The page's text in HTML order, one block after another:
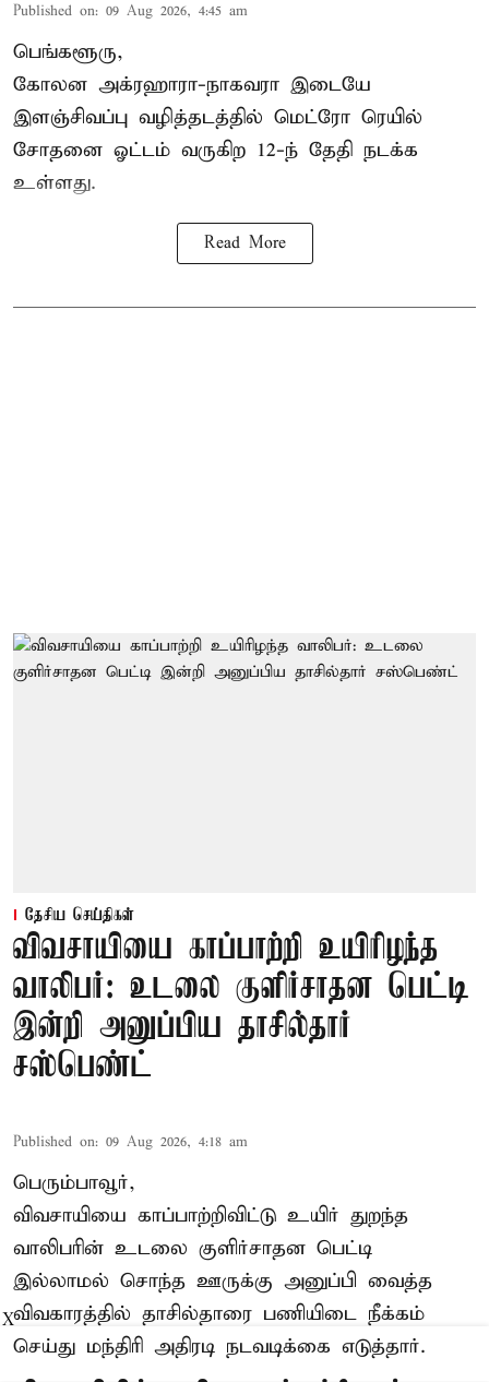
Published on: 09 Aug 2026, 4:45 am
பெங்களூரு,
கோலன அக்ரஹாரா-நாகவரா இடையே
இளஞ்சிவப்பு வழித்தடத்தில் மெட்ரோ ரெயில்
சோதனை ஓட்டம் வருகிற 12-ந் தேதி நடக்க
உள்ளது.
Read More
தேசிய செய்திகள்
விவசாயியை காப்பாற்றி உயிரிழந்த
வாலிபர்: உடலை குளிர்சாதன பெட்டி
இன்றி அனுப்பிய தாசில்தார்
சஸ்பெண்ட்
Published on: 09 Aug 2026, 4:18 am
பெரும்பாவூர்,
விவசாயியை காப்பாற்றிவிட்டு உயிர் துறந்த
வாலிபரின் உடலை குளிர்சாதன பெட்டி
இல்லாமல் சொந்த ஊருக்கு அனுப்பி வைத்த
விவகாரத்தில் தாசில்தாரை பணியிடை நீக்கம்
செய்து மந்திரி அதிரடி நடவடிக்கை எடுத்தார்.
X